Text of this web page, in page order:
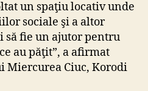
un spaţiu locativ unde
sociale şi a altor
fie un ajutor pentru
au păţit”, a afirmat
Ciuc, Korodi